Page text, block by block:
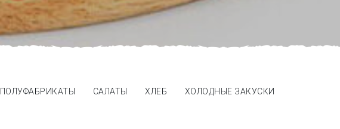
ПОЛУФАБРИКАТЫ САЛАТЫ ХЛЕБ ХОЛОДНЫЕ ЗАКУСКИ